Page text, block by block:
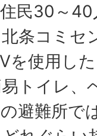
民30～
条コミセ
を使用し
トイレ、
避難所で